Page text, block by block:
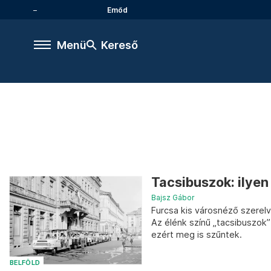
Emőd
Menü Kereső
BELFÖLD
Tacsibuszok:
Bajsz Gábor
Furcsa kis városnéző
Az élénk színű
ezért meg is szűntek.